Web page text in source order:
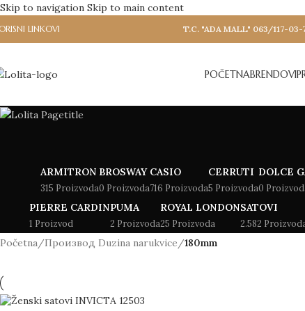
Skip to navigation Skip to main content
LINKOVI T.C. "ADA MALL" 063/117-03-
POČETNABRENDOVI
ARMITRON
315 Proizvoda
BROSWAY
0 Proizvoda
CASIO
716 Proizvoda
CERRUTI
5 Proizvoda
DOLCE
0
PIERRE CARDIN
1 Proizvod
PUMA
2 Proizvoda
ROYAL LONDON
25 Proizvoda
SATOVI
2.582
Početna /Производ Duzina narukvice /180mm